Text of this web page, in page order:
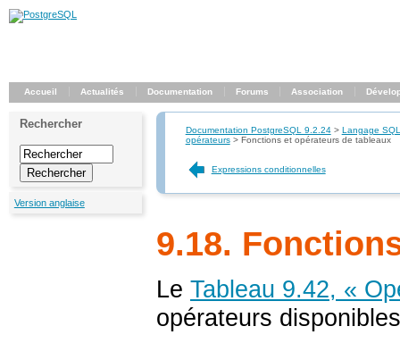
Accueil Actualités Documentation Forums Association
Rechercher
Version anglaise
Documentation PostgreSQL 9.2.24> Langage SQL
opérateurs> Fonctions et opérateurs de tableaux
Expressions conditionnelles
9.18.
Le Tableau 9.42, «
opérateurs